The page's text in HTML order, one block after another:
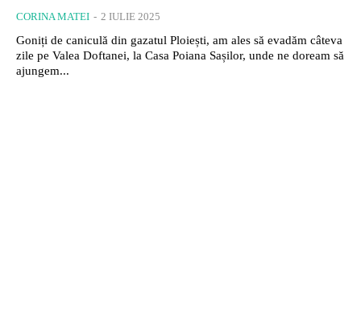
CORINA MATEI - 2 IULIE 2025
Goniți de caniculă din gazatul Ploiești, am ales să evadăm câteva
zile pe Valea Doftanei, la Casa Poiana Sașilor, unde ne doream să
ajungem...